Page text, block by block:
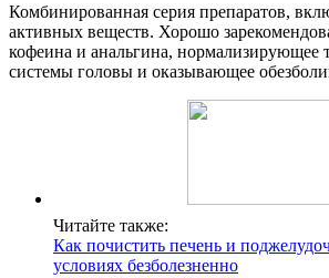
Комбинированная серия препаратов,
активных веществ. Хорошо
кофеина и анальгина, нормализирующее
системы головы и оказывающее
Читайте также:
Как почистить печень и
условиях безболезненно